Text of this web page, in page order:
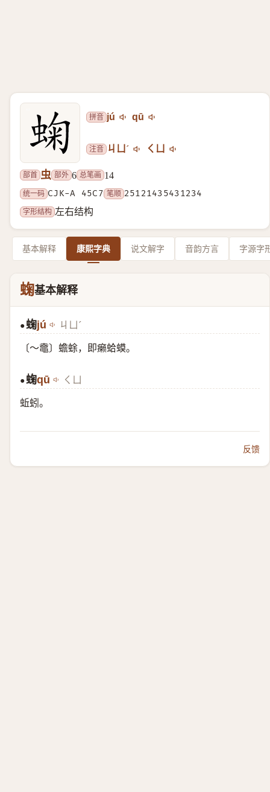
拼音 jú qū
注音 ㄐㄩˊ ㄑㄩ
部首 虫 部外 6 总笔画 14
统一码 CJK-A 45C7 笔顺 25121435431234
字形结构 左右结构
基本解释 康熙字典 说文解字 音韵方言 字源字
䗇基本解释
●䗇jú ㄐㄩˊ
〔～鼀〕蟾蜍，即癞蛤蟆。
●䗇qū ㄑㄩ
蚯蚓。
反馈